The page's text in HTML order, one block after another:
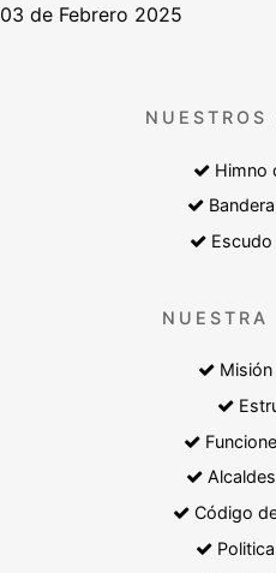
03 de Febrero 2025
NUESTROS
Himno
NUESTRA
Código